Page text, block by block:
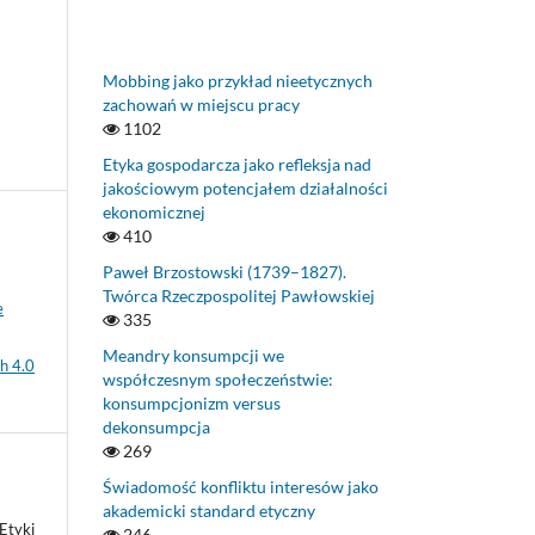
4.0
Mobbing jako przykład nieetycznych
zachowań w miejscu pracy
1102
Etyka gospodarcza jako refleksja nad
jakościowym potencjałem działalności
ekonomicznej
410
Paweł Brzostowski (1739–1827).
Twórca Rzeczpospolitej Pawłowskiej
335
Meandry konsumpcji we
współczesnym społeczeństwie:
konsumpcjonizm versus
dekonsumpcja
269
Świadomość konfliktu interesów jako
akademicki standard etyczny